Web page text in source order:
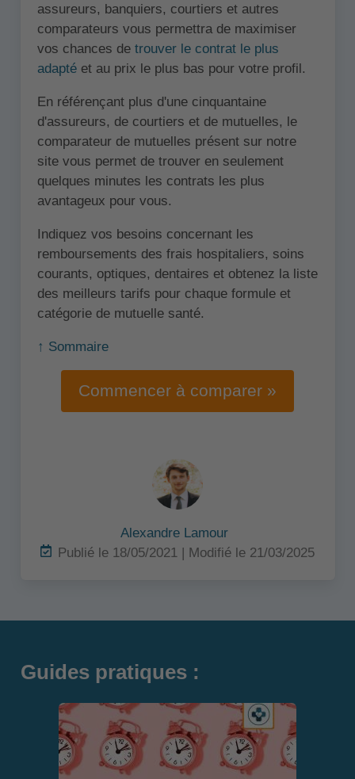
assureurs, banquiers, courtiers et autres
comparateurs vous permettra de maximiser
vos chances de trouver le contrat le plus
adaptéet au prix le plus bas pour votre profil.
En référençant plus d'une cinquantaine
d'assureurs, de courtiers et de mutuelles, le
comparateur de mutuelles présent sur notre
site vous permet de trouver en seulement
quelques minutes les contrats les plus
avantageux pour vous.
Indiquez vos besoins concernant les
remboursements des frais hospitaliers, soins
courants, optiques, dentaires et obtenez la liste
des meilleurs tarifs pour chaque formule et
catégorie de mutuelle santé.
↑ Sommaire
Commencer à comparer »
Alexandre Lamour
Publié le 18/05/2021 | Modifié le 21/03/2025
Guides pratiques :